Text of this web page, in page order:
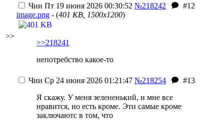
>>
Чии Пт 19 июня 2026 00:30:52 №218242
#12
image.png - (401 KB, 1500x1200)
>>218241
непотребство какое-то
Чии Ср 24 июня 2026 01:21:47 №218254
#13
Я скажу. У меня зелененький, и мне все
нравится, но есть кроме. Эти самые кроме
заключаютс в том, что